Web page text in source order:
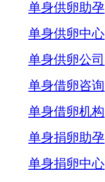
单身供卵助孕
单身供卵中心
单身供卵公司
单身借卵咨询
单身借卵机构
单身捐卵助孕
单身捐卵中心